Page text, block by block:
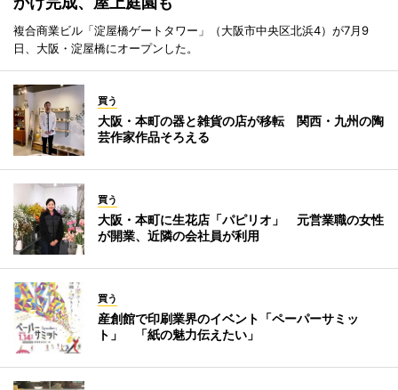
複合商業ビル「淀屋橋ゲートタワー」（大阪市中央区北浜4）が7月9
日、大阪・淀屋橋にオープンした。
買う
大阪・本町の器と雑貨の店が移転 関西・九州の陶
芸作家作品そろえる
買う
大阪・本町に生花店「パピリオ」 元営業職の女性
が開業、近隣の会社員が利用
買う
産創館で印刷業界のイベント「ペーパーサミッ
ト」 「紙の魅力伝えたい」